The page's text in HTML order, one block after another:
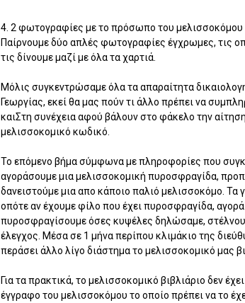
4. 2 φωτογραφίες με το πρόσωπο του μελισσοκόμου
Παίρνουμε δύο απλές φωτογραφίες έγχρωμες, τις
τις δίνουμε μαζί με όλα τα χαρτιά.
Μόλις συγκεντρώσαμε όλα τα απαραίτητα
Γεωργίας, εκεί θα μας πούν τι άλλο πρέπει να
καιΣτη συνέχεια αφού βάλουν στο φάκελο την
μελισσοκομικό κωδικό.
Το επόμενο βήμα σύμφωνα με πληροφορίες που
αγοράσουμε μια μελισσοκομική πυροσφραγίδα,
δανειστούμε μια απο κάποιο παλιό μελισσοκόμο.
οπότε αν έχουμε φίλο που έχει πυροσφραγίδα,
πυροσφραγίσουμε όσες κυψέλες δηλώσαμε,
έλεγχος. Μέσα σε 1 μήνα περίπου κλιμάκιο της
περάσει άλλο λίγο διάστημα το μελισσοκομικό μας
Για τα πρακτικά, το μελισσοκομικό βιβλιάριο δεν
έγγραφο του μελισσοκόμου το οποίο πρέπει να το